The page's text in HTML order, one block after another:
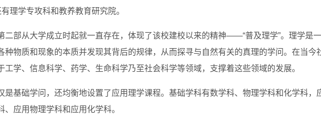
理学专攻科和教养教育研究院。
二部从大学成立时起就一直存在，体现了该校建校以来的精神——“普及理学”。理学是
种物质和现象的本质并发现其背后的规律，从而探寻与自然有关的真理的学问。在当今
工学、信息科学、药学、生命科学乃至社会科学等领域，支撑着这些领域的发展。
是基础学问，还均衡地设置了应用理学课程。基础学科有数学科、物理学科和化学科，
、应用物理学科和应用化学科。